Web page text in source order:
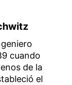
cuando
de la
el